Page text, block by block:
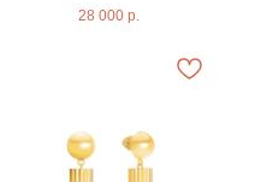
28 000 р.